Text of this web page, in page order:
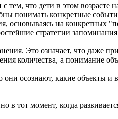
тем, что дети в этом
понимать конкретные
на конкретных
стратегии
Это означает, что даже
количества, а понимание
осознают, какие объекты и
тот момент, когда